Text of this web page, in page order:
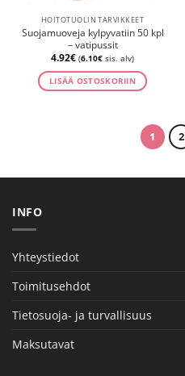
HOITOTUOLIN TARVIKKEET
Suojamuoveja kylpyvatiin 50 kpl
– vatipussit
4.92€ (6.10€ sis. alv)
LISÄÄ OSTOSKORIIN
1 2
INFO
Yhteystiedot
Toimitusehdot
Tietosuoja- ja turvallisuus
Maksutavat